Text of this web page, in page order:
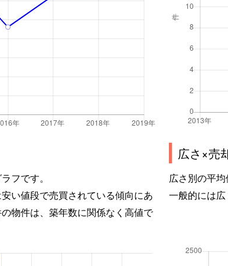
フです。
い値段で売買されている傾向にあ
物件は、築年数に関係なく高値で
広さ×売
広さ別の平均
一般的には広